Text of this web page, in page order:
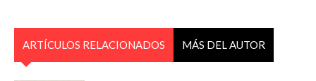
ARTÍCULOS RELACIONADOS MÁS DEL AUTOR